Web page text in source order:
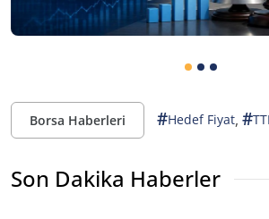
Borsa Haberleri #Hedef Fiyat, #
Son Dakika Haberler